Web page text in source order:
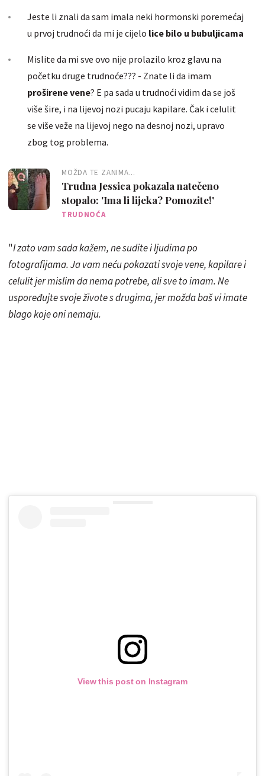
Jeste li znali da sam imala neki hormonski poremećaj
u prvoj trudnoći da mi je cijelo lice bilo u bubuljicama
Mislite da mi sve ovo nije prolazilo kroz glavu na
početku druge trudnoće??? - Znate li da imam
proširene vene? E pa sada u trudnoći vidim da se još
više šire, i na lijevoj nozi pucaju kapilare. Čak i celulit
se više veže na lijevoj nego na desnoj nozi, upravo
zbog tog problema.
MOŽDA TE ZANIMA...
Trudna Jessica pokazala natečeno
stopalo: 'Ima li lijeka? Pomozite!'
TRUDNOĆA
"I zato vam sada kažem, ne sudite i ljudima po
fotografijama. Ja vam neću pokazati svoje vene, kapilare i
celulit jer mislim da nema potrebe, ali sve to imam. Ne
uspoređujte svoje živote s drugima, jer možda baš vi imate
blago koje oni nemaju.
View this post on Instagram